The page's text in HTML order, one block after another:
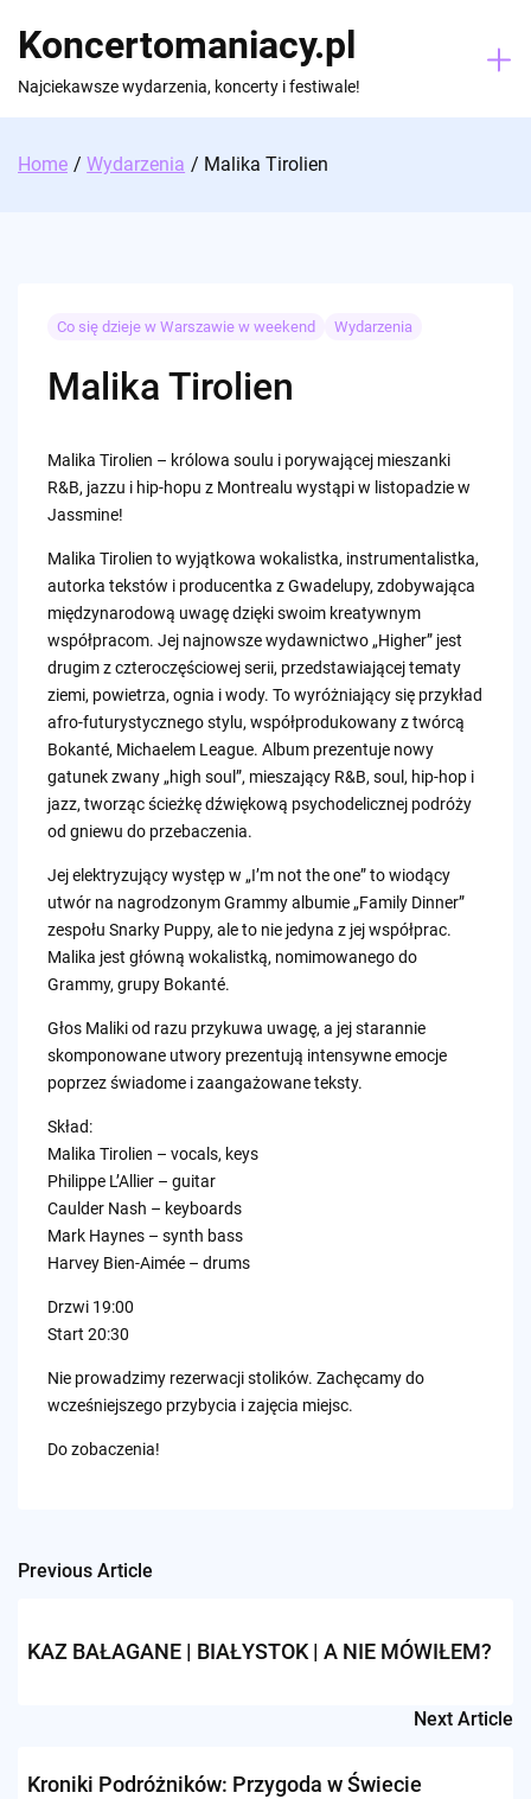
content
Koncertomaniacy.pl
Najciekawsze wydarzenia, koncerty i festiwale!
Home Wydarzenia Malika Tirolien
Co się dzieje w Warszawie w weekend Wydarzenia
Malika Tirolien
Malika Tirolien – królowa soulu i porywającej mieszanki
R&B, jazzu i hip-hopu z Montrealu wystąpi w listopadzie w
Jassmine!
Malika Tirolien to wyjątkowa wokalistka, instrumentalistka,
autorka tekstów i producentka z Gwadelupy, zdobywająca
międzynarodową uwagę dzięki swoim kreatywnym
współpracom. Jej najnowsze wydawnictwo „Higher” jest
drugim z czteroczęściowej serii, przedstawiającej tematy
ziemi, powietrza, ognia i wody. To wyróżniający się przykład
afro-futurystycznego stylu, współprodukowany z twórcą
Bokanté, Michaelem League. Album prezentuje nowy
gatunek zwany „high soul”, mieszający R&B, soul, hip-hop i
jazz, tworząc ścieżkę dźwiękową psychodelicznej podróży
od gniewu do przebaczenia.
Jej elektryzujący występ w „I’m not the one” to wiodący
utwór na nagrodzonym Grammy albumie „Family Dinner”
zespołu Snarky Puppy, ale to nie jedyna z jej współprac.
Malika jest główną wokalistką, nomimowanego do
Grammy, grupy Bokanté.
Głos Maliki od razu przykuwa uwagę, a jej starannie
skomponowane utwory prezentują intensywne emocje
poprzez świadome i zaangażowane teksty.
Skład:
Malika Tirolien – vocals, keys
Philippe L’Allier – guitar
Caulder Nash – keyboards
Mark Haynes – synth bass
Harvey Bien-Aimée – drums
Drzwi 19:00
Start 20:30
Nie prowadzimy rezerwacji stolików. Zachęcamy do
wcześniejszego przybycia i zajęcia miejsc.
Do zobaczenia!
Post
Previous Article
KAZ BAŁAGANE | BIAŁYSTOK | A NIE MÓWIŁEM?
Next Article
Kroniki Podróżników: Przygoda w Świecie